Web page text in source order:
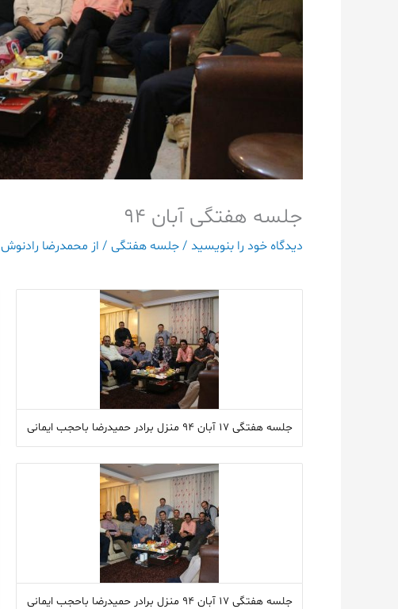
جلسه هفتگی آبان ۹۴
دیدگاه‌ خود را بنویسید /جلسه هفتگی / از محمدرضا رادنوش
جلسه هفتگی ۱۷ آبان ۹۴ منزل برادر حمیدرضا باحجب ایمانی
جلسه هفتگی ۱۷ آبان ۹۴ منزل برادر حمیدرضا باحجب ایمانی